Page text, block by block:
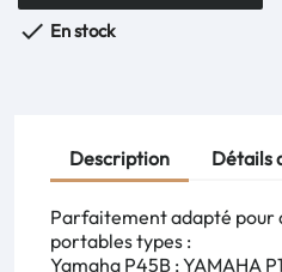
 En stock
Description Détails
Parfaitement adapté pour
portables types :
Yamaha P45B ;YAMAHA